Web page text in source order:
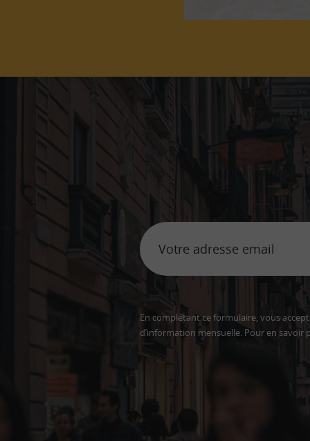
En complétant ce formulaire, vous
d’information mensuelle. Pour en